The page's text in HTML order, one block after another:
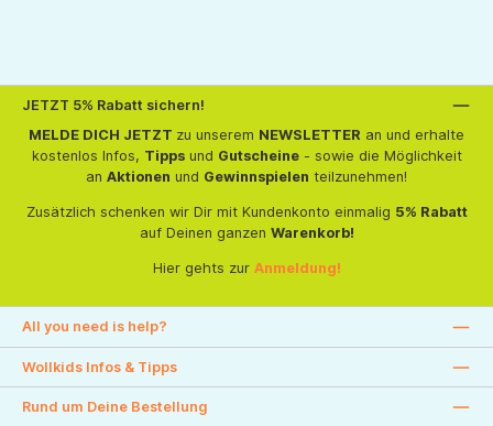
JETZT 5% Rabatt sichern!
MELDE DICH JETZT zu unserem NEWSLETTER an und erhalte
kostenlos Infos, Tippsund Gutscheine- sowie die Möglichkeit
an Aktionen und Gewinnspielen teilzunehmen!
Zusätzlich schenken wir Dir mit Kundenkonto einmalig 5% Rabatt
auf Deinen ganzen Warenkorb!
Hier gehts zur Anmeldung!
All you need is help?
Wollkids Infos & Tipps
Rund um Deine Bestellung